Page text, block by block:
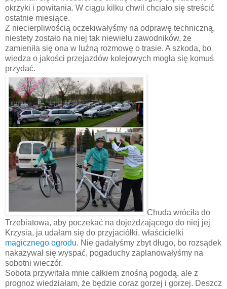
okrzyki i powitania. W ciągu kilku chwil chciało się streścić
ostatnie miesiące.
Z niecierpliwością oczekiwałyśmy na odprawę techniczną,
niestety zostało na niej tak niewielu zawodników, że
zamieniła się ona w luźną rozmowę o trasie. A szkoda, bo
wiedza o jakości przejazdów kolejowych mogła się komuś
przydać.
Chuda wróciła do
Trzebiatowa, aby poczekać na dojeżdżającego do niej jej
Krzysia, ja udałam się do przyjaciółki, właścicielki
magicznego ogrodu. Nie gadałyśmy zbyt długo, bo rozsądek
nakazywał się wyspać, pogaduchy zaplanowałyśmy na
sobotni wieczór.
Sobota przywitała mnie całkiem znośną pogodą, ale z
prognoz wiedziałam, że będzie coraz gorzej i gorzej. Deszcz